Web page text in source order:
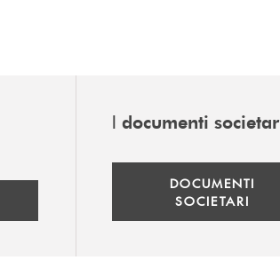
I documenti
DOCUMENTI
SOCIETARI